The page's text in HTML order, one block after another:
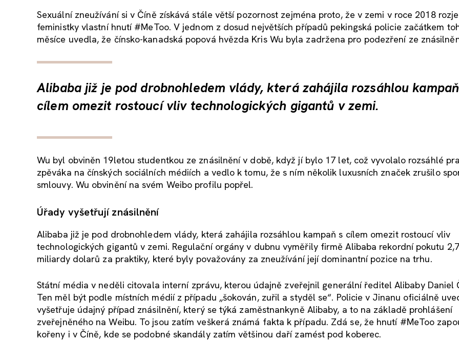
Sexuální zneužívání si v Číně získává stále větší pozornost zejména proto, že v zemi v roce 2018
feministky vlastní hnutí #MeToo. V jednom z dosud největších případů pekingská policie začátkem
měsíce uvedla, že čínsko-kanadská popová hvězda Kris Wu byla zadržena pro podezření ze
Alibaba již je pod drobnohledem vlády, která zahájila rozsáhlou
cílem omezit rostoucí vliv technologických gigantů v zemi.
Wu byl obviněn 19letou studentkou ze znásilnění v době, když jí bylo 17 let, což vyvolalo rozsáhlé
zpěváka na čínských sociálních médiích a vedlo k tomu, že s ním několik luxusních značek zrušilo
smlouvy. Wu obvinění na svém Weibo profilu popřel.
Úřady vyšetřují znásilnění
Alibaba již je pod drobnohledem vlády, která zahájila rozsáhlou kampaň s cílem omezit rostoucí vliv
technologických gigantů v zemi. Regulační orgány v dubnu vyměřily firmě Alibaba rekordní pokutu
miliardy dolarů za praktiky, které byly považovány za zneužívání její dominantní pozice na trhu.
Státní média v neděli citovala interní zprávu, kterou údajně zveřejnil generální ředitel Alibaby Daniel
Ten měl být podle místních médií z případu „šokován, zuřil a styděl se“. Policie v Jinanu oficiálně
vyšetřuje údajný případ znásilnění, který se týká zaměstnankyně Alibaby, a to na základě prohlášení
zveřejněného na Weibu. To jsou zatím veškerá známá fakta k případu. Zdá se, že hnutí #MeToo
kořeny i v Číně, kde se podobné skandály zatím většinou daří zamést pod koberec.